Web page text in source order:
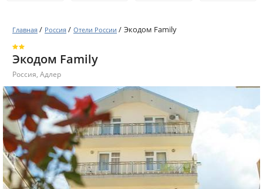
Главная / Россия / Отели России / Экодом Family
Экодом Family
Россия, Адлер